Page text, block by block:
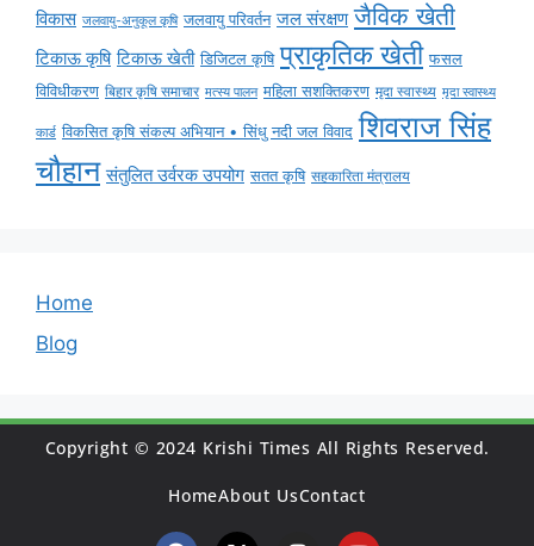
विकास जलवायु-अनुकूल कृषि जलवायु परिवर्तन जल संरक्षण जैविक खेती
टिकाऊ कृषि टिकाऊ खेती डिजिटल कृषि प्राकृतिक खेती फसल
विविधीकरण बिहार कृषि समाचार मत्स्य पालन महिला सशक्तिकरण मृदा स्वास्थ्य मृदा स्वास्थ्य
कार्ड विकसित कृषि संकल्प अभियान • सिंधु नदी जल विवाद शिवराज सिंह
चौहान संतुलित उर्वरक उपयोग सतत कृषि सहकारिता मंत्रालय
Home
Blog
Copyright © 2024 Krishi Times All Rights Reserved.
HomeAbout UsContact